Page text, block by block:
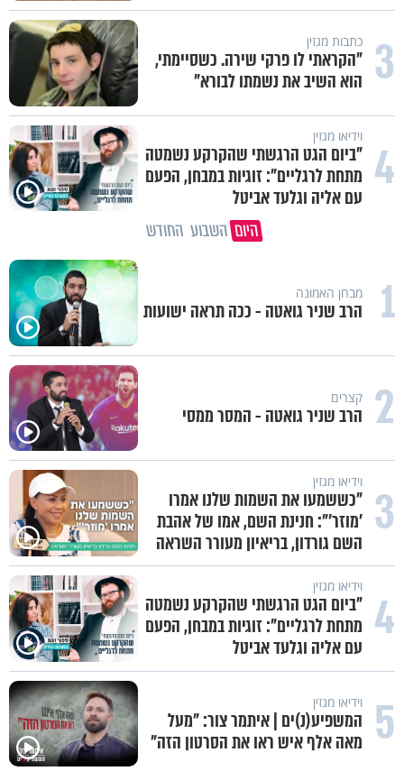
3 תכני הידברות
אחי, מחכים רק לך: יום התפילין
העולמי מגיע לתל אביב
4 תכני הידברות
מה הסיכוי להתחתן בגיל 37? הפעולה
שסיימה עשור של אכזבות והובילה
לחופה
היום השבוע החודש
1
"שאלתי את אמא שלי 'אני יהודייה?'":
קטרין נמני על מסע ההתחזקות
2 פגיעה עצמית וחרדות – איך מכילים
את זה? זוגיות במבחן, הפעם עם
3 זוגיות ונישואין
ערוץ הידברות לצפייה ישירה - שידור
חי
4 וידיאו מגזין
"ניסו לחטוף אותי פעמיים": מוטי
כהנא בריאיון נוקב
5 וידיאו מגזין
קוד פתוח | דניאל ברגר: "ה-7
באוקטובר גרם לי לחפש תשובות"